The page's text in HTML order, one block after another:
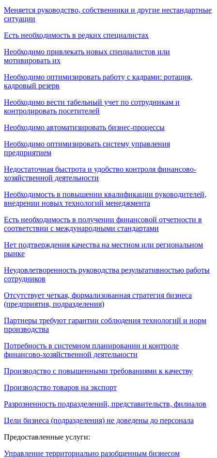
Меняется руководство, собственники и другие нестандартные
ситуации
Есть необходимость в редких специалистах
Необходимо привлекать новых специалистов или
мотивировать их
Необходимо оптимизировать работу с кадрами: ротация,
кадровый резерв
Необходимо вести табельный учет по сотрудникам и
контролировать посетителей
Необходимо автоматизировать бизнес-процессы
Необходимо оптимизировать систему управления
предприятием
Недостаточная быстрота и удобство контроля финансово-
хозяйственной деятельности
Необходимость в повышении квалификации руководителей,
внедрении новых технологий менеджмента
Есть необходимость в получении финансовой отчетности в
соответствии с международными стандартами
Нет подтверждения качества на местном или региональном
рынке
Неудовлетворенность руководства результативностью работы
сотрудников
Отсутствует четкая, формализованная стратегия бизнеса
(предприятия, подразделения)
Партнеры требуют гарантии соблюдения технологий и норм
производства
Потребность в системном планировании и контроле
финансово-хозяйственной деятельности
Производство с повышенными требованиями к качеству
Производство товаров на экспорт
Разрозненность подразделений, представительств, филиалов
Цели бизнеса (подразделения) не доведены до персонала
Предоставленные услуги:
Управление территориально разобщенным бизнесом